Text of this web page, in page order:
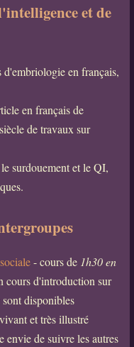
et de
en français,
en français de
de travaux sur
surdouement et le QI,
- cours de 1h30 en
cours d'introduction sur
disponibles
et très illustré
envie de suivre les autres